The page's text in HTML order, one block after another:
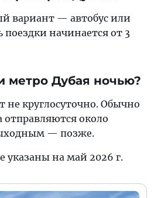
вариант — автобус или
начинается от 3
метро Дубая ночью?
не круглосуточно. Обычно
отправляются около
— позже.
указаны на май 2026 г.